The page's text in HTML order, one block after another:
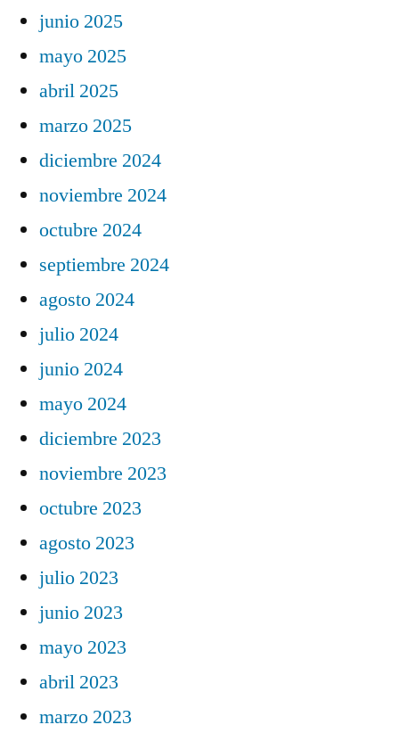
junio 2025
mayo 2025
abril 2025
marzo 2025
diciembre 2024
noviembre 2024
octubre 2024
septiembre 2024
agosto 2024
julio 2024
junio 2024
mayo 2024
diciembre 2023
noviembre 2023
octubre 2023
agosto 2023
julio 2023
junio 2023
mayo 2023
abril 2023
marzo 2023